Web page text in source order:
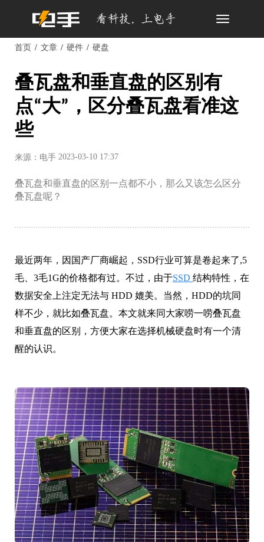
Toggle
首页 文章 硬件 硬盘
叠瓦盘和垂直盘的区别有
点“大”，区分叠瓦盘看准这
些
来源：电手 2023-03-10 17:37
叠瓦盘和垂直盘的区别一点都不小，那么又该怎么区分
叠瓦盘呢？
最近两年，因国产厂商崛起，SSD行业可算是卷起来了,5
毛、3毛1G的价格都有过。不过，由于SSD 结构特性，在
数据安全上注定无法与 HDD 媲美。当然，HDD的坑同
样不少，就比如叠瓦盘。本文就来同大家唠一唠叠瓦盘
和垂直盘的区别，方便大家在选择机械硬盘时有一个清
醒的认识。